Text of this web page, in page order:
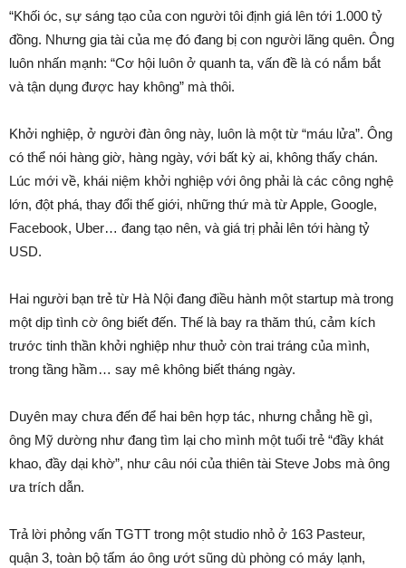
“Khối óc, sự sáng tạo của con người tôi định giá lên tới 1.000 tỷ
đồng. Nhưng gia tài của mẹ đó đang bị con người lãng quên. Ông
luôn nhấn mạnh: “Cơ hội luôn ở quanh ta, vấn đề là có nắm bắt
và tận dụng được hay không” mà thôi.
Khởi nghiệp, ở người đàn ông này, luôn là một từ “máu lửa”. Ông
có thể nói hàng giờ, hàng ngày, với bất kỳ ai, không thấy chán.
Lúc mới về, khái niệm khởi nghiệp với ông phải là các công nghệ
lớn, đột phá, thay đổi thế giới, những thứ mà từ Apple, Google,
Facebook, Uber… đang tạo nên, và giá trị phải lên tới hàng tỷ
USD.
Hai người bạn trẻ từ Hà Nội đang điều hành một startup mà trong
một dịp tình cờ ông biết đến. Thế là bay ra thăm thú, cảm kích
trước tinh thần khởi nghiệp như thuở còn trai tráng của mình,
trong tầng hầm… say mê không biết tháng ngày.
Duyên may chưa đến để hai bên hợp tác, nhưng chẳng hề gì,
ông Mỹ dường như đang tìm lại cho mình một tuổi trẻ “đầy khát
khao, đầy dại khờ”, như câu nói của thiên tài Steve Jobs mà ông
ưa trích dẫn.
Trả lời phỏng vấn TGTT trong một studio nhỏ ở 163 Pasteur,
quận 3, toàn bộ tấm áo ông ướt sũng dù phòng có máy lạnh,